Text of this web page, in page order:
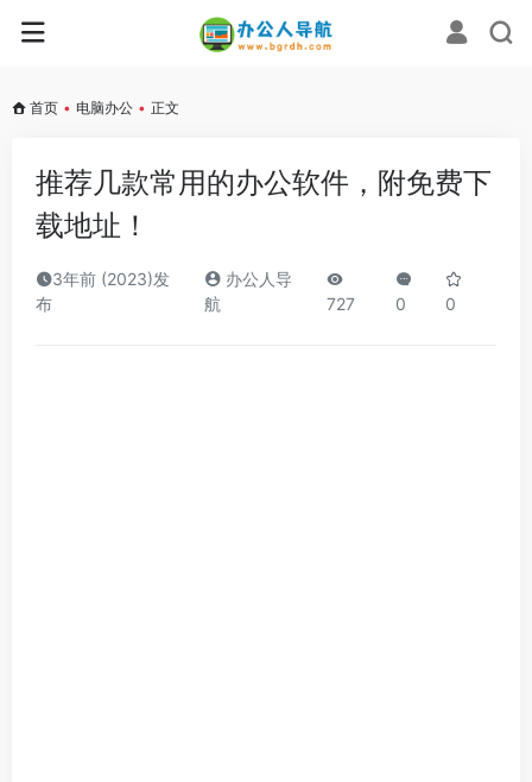
首页 • 电脑办公 • 正文
推荐几款常用的办公软件，附免费下
载地址！
3年前 (2023)发
布
办公人导
航
727 0 0